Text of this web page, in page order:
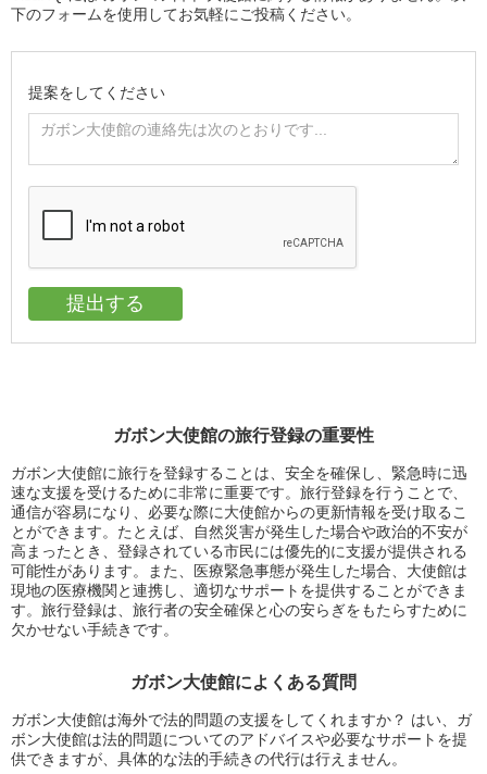
ガボン大使館の旅行登録の重要性
ガボン大使館に旅行を登録することは、安全を確保し、緊急時に迅
速な支援を受けるために非常に重要です。旅行登録を行うことで、
通信が容易になり、必要な際に大使館からの更新情報を受け取るこ
とができます。たとえば、自然災害が発生した場合や政治的不安が
高まったとき、登録されている市民には優先的に支援が提供される
可能性があります。また、医療緊急事態が発生した場合、大使館は
現地の医療機関と連携し、適切なサポートを提供することができま
す。旅行登録は、旅行者の安全確保と心の安らぎをもたらすために
欠かせない手続きです。
ガボン大使館によくある質問
ガボン大使館は海外で法的問題の支援をしてくれますか？ はい、ガ
ボン大使館は法的問題についてのアドバイスや必要なサポートを提
供できますが、具体的な法的手続きの代行は行えません。
下のフォームを使用してお気軽にご投稿ください。
提案をしてください